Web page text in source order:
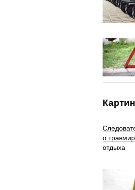
о
отдыха